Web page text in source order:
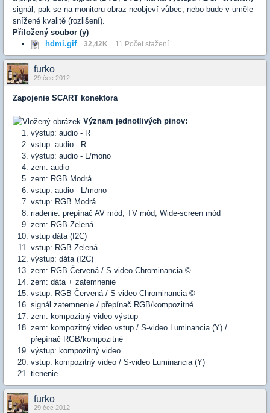
signál, pak se na monitoru obraz neobjeví vůbec, nebo bude v uměle
snížené kvalitě (rozlišení).
Přiložený soubor (y)
hdmi.gif
32,42K 11 Počet stažení
furko
29 čec 2012
Zapojenie SCART konektora
Význam jednotlivých pinov:
výstup: audio - R
vstup: audio - R
výstup: audio - L/mono
zem: audio
zem: RGB Modrá
vstup: audio - L/mono
vstup: RGB Modrá
riadenie: prepínač AV mód, TV mód, Wide-screen mód
zem: RGB Zelená
vstup dáta (I2C)
vstup: RGB Zelená
výstup: dáta (I2C)
zem: RGB Červená / S-video Chrominancia ©
zem: dáta + zatemnenie
vstup: RGB Červená / S-video Chrominancia ©
signál zatemnenie / přepínač RGB/kompozitné
zem: kompozitný video výstup
zem: kompozitný video vstup / S-video Luminancia (Y) /
přepínač RGB/kompozitné
výstup: kompozitný video
vstup: kompozitný video / S-video Luminancia (Y)
tienenie
furko
29 čec 2012